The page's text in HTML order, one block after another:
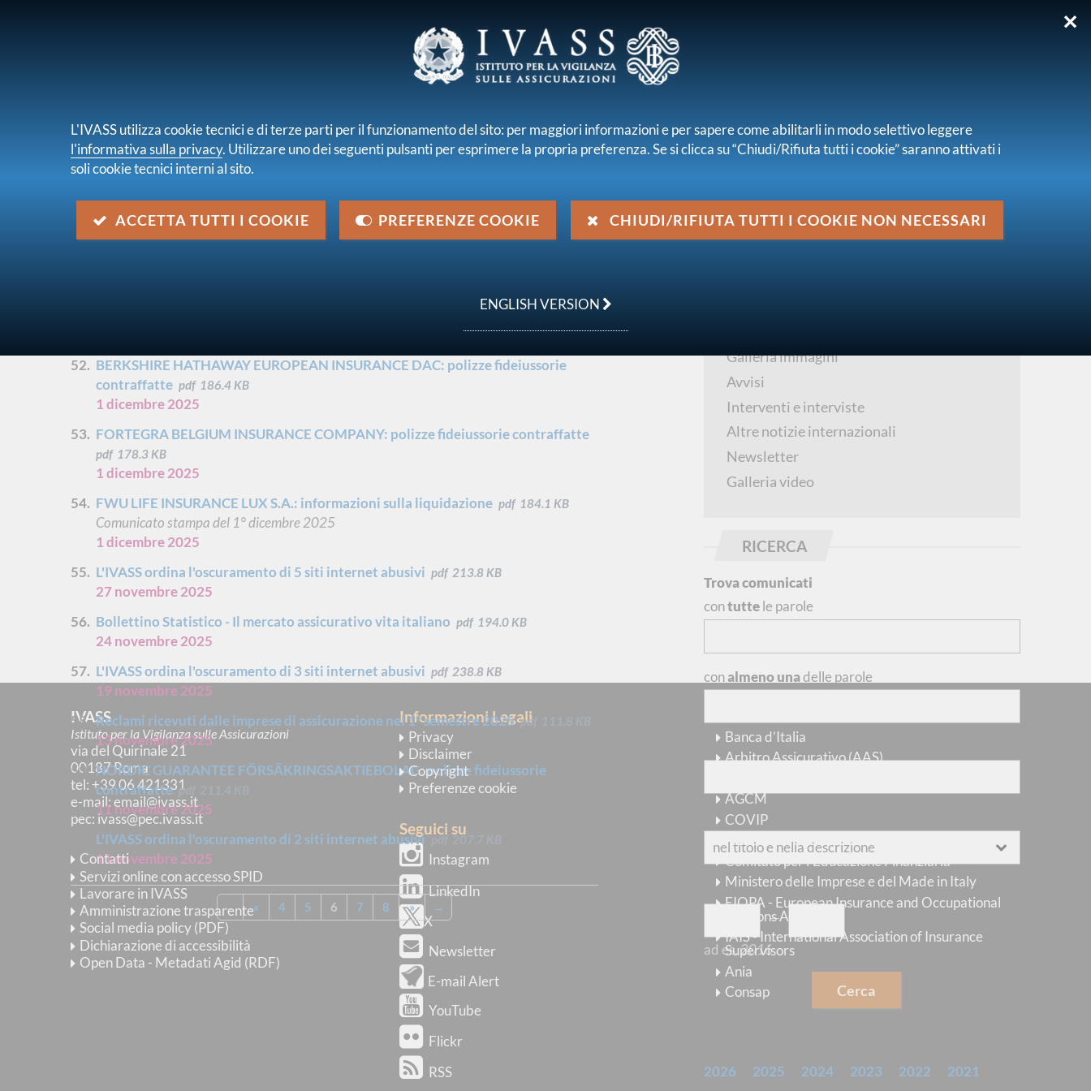
Comunicati stampa
ALLIED RE CORPORATION LTD - commercializzazione di polizza fideiussoria
BERKSHIRE HATHAWAY EUROPEAN INSURANCE DAC: polizze fideiussorie
contraffatte pdf 186.4 KB
1 dicembre 2025
FORTEGRA BELGIUM INSURANCE COMPANY: polizze fideiussorie contraffatte
pdf 178.3 KB
1 dicembre 2025
FWU LIFE INSURANCE LUX S.A.: informazioni sulla liquidazione pdf 184.1 KB
Comunicato stampa del 1° dicembre 2025
1 dicembre 2025
L'IVASS ordina l'oscuramento di 5 siti internet abusivi pdf 213.8 KB
27 novembre 2025
Bollettino Statistico - Il mercato assicurativo vita italiano pdf 194.0 KB
24 novembre 2025
L'IVASS ordina l'oscuramento di 3 siti internet abusivi pdf 238.8 KB
19 novembre 2025
Reclami ricevuti dalle imprese di assicurazione nel 1° semestre 2025 pdf
13 novembre 2025
NORDIC GUARANTEE FÖRSÄKRINGSAKTIEBOLAG: polizze fideiussorie
contraffatte pdf
11 novembre 2025
L'IVASS ordina l'oscuramento di 2 siti internet abusivi pdf 207.7 KB
11 novembre 2025
← « 4 5 6 7 8 » →
2026 2025 2024 2023 2022
2021
RICERCA
Trova comunicati
contuttele parole
conalmeno unadelle parole
senzale parole
dovesi trovano le parole
con anno pubblicazionecompreso tra
—
ad es.2016
Cerca
Galleria immagini
Avvisi
Interventi e interviste
Altre notizie internazionali
Newsletter
Galleria video
IVASS
Istituto per la Vigilanza sulle Assicurazioni
via del Quirinale 21
00187 Roma
tel: +39 06 421331
e-mail:email@ivass.it
pec:ivass@pec.ivass.it
Contatti
Servizi online con accesso SPID
Lavorare in IVASS
Amministrazione trasparente
Social media policy (PDF)
Dichiarazione di accessibilità
Open Data - Metadati Agid (RDF)
Informazioni Legali
Privacy
Disclaimer
Copyright
Preferenze cookie
Seguici su
Instagram
LinkedIn
X
Newsletter
E-mail Alert
YouTube
Flickr
RSS
Banca d’Italia
Arbitro Assicurativo (AAS)
AGCM
COVIP
Ministero dell'Economia e delle Finanze
Comitato per l'Educazione Finanziaria
Ministero delle Imprese e del Made in Italy
EIOPA - European Insurance and Occupational
Pensions Authority
IAIS - International Association of Insurance
Supervisors
Ania
Consap
✕
L'IVASS utilizza cookie tecnici e di terze parti per il funzionamento del sito: per maggiori informazioni e per sapere come abilitarli in modo selettivo leggere
l'informativa sulla privacy. Utilizzare uno dei seguenti pulsanti per esprimere la propria preferenza. Se si clicca su “Chiudi/Rifiuta tutti i cookie” saranno attivati i
soli cookie tecnici interni al sito.
ACCETTA TUTTI I COOKIE PREFERENZE COOKIE CHIUDI/RIFIUTA TUTTI I COOKIE NON NECESSARI
ENGLISH VERSION